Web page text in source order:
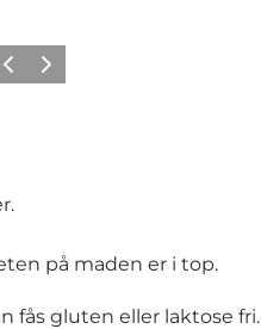
Forrige billede
Næste billede
på maden er i top.
fås gluten eller laktose fri.